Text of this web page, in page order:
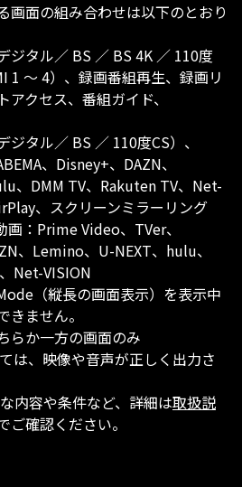
画面の組み合わせは以下のとおり
ジタル／ BS ／ BS 4K ／ 110度
1 ～ 4）、録画番組再生、録画リ
クセス、番組ガイド、
ジタル／ BS ／ 110度CS）、
、Disney+、DAZN、
、DMM TV、Rakuten TV、Net-
、スクリーンミラーリング
画：Prime Video、TVer、
、Lemino、U-NEXT、hulu、
Net-VISION
（縦長の画面表示）を表示中
ません。
らか一方の画面のみ​
は、映像や音声が正しく出力さ
内容や条件など、詳細は取扱説
ご確認ください。